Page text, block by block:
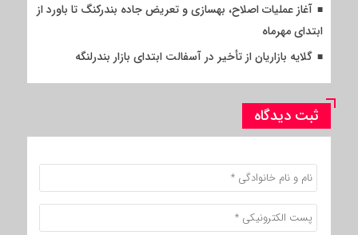
آغاز عملیات اصلاح، بهسازی و تعریض جاده بندرکنگ تا باورد از
ابتدای مهرماه
گلایه بازاریان از تأخیر در آسفالت ابتدای بازار بندرلنگه
ثبت دیدگاه